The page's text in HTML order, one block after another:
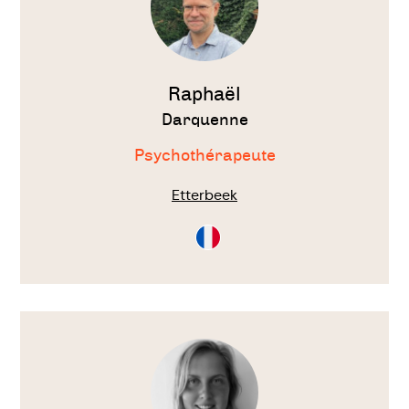
professionnels qualifiés et expérimentés
qui vous accompagnent avec empathie et
Contactez-nous :
Pour en savoir plus sur notre approche de
psychothérapie ou pour prendre rendez-
Raphaël
Darquenne
Psychothérapeute
Etterbeek
Consultation
en
Voir